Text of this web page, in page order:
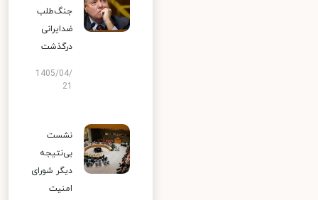
جنگ‌طلب
ضدایرانی
درگذشت
1405/04/
نشست
بی‌نتیجه
دیگر شورای
امنیت